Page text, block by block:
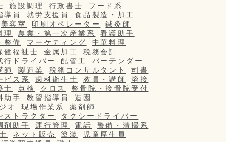
施設調理 行政書士
フード系
導員 就労支援員
食品製造・加工
美容室 印刷オペレーター
鍼灸師
理 農業・第一次産業系
看護助手
整備 マーケティング
中華料理
健福祉士 金属加工
税務会計
行ドライバー 配管工
バーテンダー
師 製造業 税務コンサルタント
司書
ビス系 歯科衛生士 教員・講師
溶接
士 点検 クロス
整骨院・接骨院受付
助手 教習指導員
造園
オ 現場作業系
薬剤師
ストラクター
タクシードライバー
剤助手 運行管理 電話
警備・清掃系
ネット販売 塗装
児童厚生員